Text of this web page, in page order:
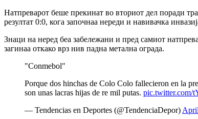
Натпреварот беше прекинат во вториот дел поради
резултат 0:0, кога започнаа нереди и навивачка
Знаци на неред беа забележани и пред самиот
загинаа откако врз нив падна метална ограда.
"Conmebol"
Porque dos hinchas de Colo Colo fallecieron en la
son unas lacras hijas de re mil putas. pic.twitter.com/
— Tendencias en Deportes (@TendenciaDepor)